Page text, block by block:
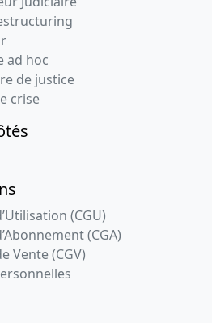
ad hoc
de justice
crise
(CGU)
(CGA)
Vente (CGV)